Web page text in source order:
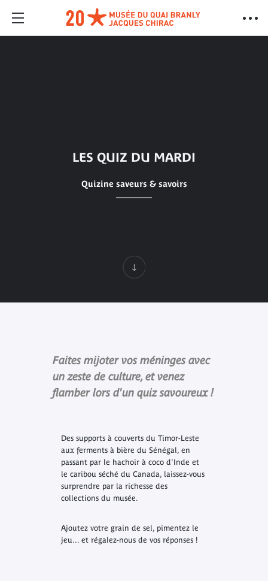
LES QUIZ DU MARDI
Quizine saveurs & savoirs
Faites mijoter vos méninges avec
un zeste de culture, et venez
flamber lors d'un quiz savoureux !
Des supports à couverts du Timor-Leste
aux ferments à bière du Sénégal, en
passant par le hachoir à coco d'Inde et
le caribou séché du Canada, laissez-vous
surprendre par la richesse des
collections du musée.
Ajoutez votre grain de sel, pimentez le
jeu... et régalez-nous de vos réponses !